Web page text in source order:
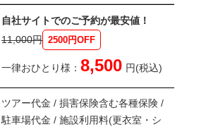
自社サイトでのご予約が最安値！
11,000円 2500円OFF
一律おひとり様： 8,500 円(税込)
ツアー代金 / 損害保険含む各種保険 /
駐車場代金 / 施設利用料(更衣室・シ